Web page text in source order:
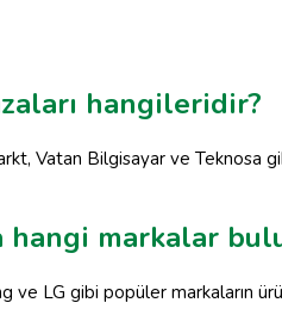
hangileridir?
Vatan Bilgisayar ve Teknosa
hangi markalar
ve LG gibi popüler markaların